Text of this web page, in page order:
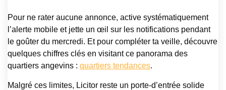
Pour ne rater aucune annonce, active systématiquement
l’alerte mobile et jette un œil sur les notifications pendant
le goûter du mercredi. Et pour compléter ta veille, découvre
quelques chiffres clés en visitant ce panorama des
quartiers angevins : quartiers tendances.
Malgré ces limites, Licitor reste un porte-d’entrée solide